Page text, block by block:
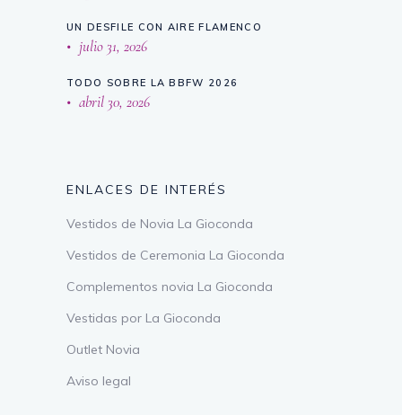
UN DESFILE CON AIRE FLAMENCO
julio 31, 2026
TODO SOBRE LA BBFW 2026
abril 30, 2026
ENLACES DE INTERÉS
Vestidos de Novia La Gioconda
Vestidos de Ceremonia La Gioconda
Complementos novia La Gioconda
Vestidas por La Gioconda
Outlet Novia
Aviso legal